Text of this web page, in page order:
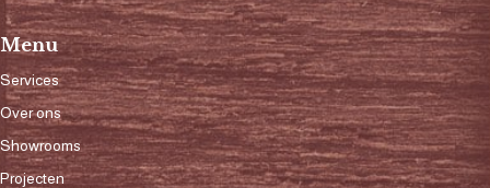
Menu
Services
Over ons
Showrooms
Projecten